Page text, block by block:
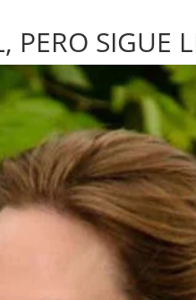
SIGUE